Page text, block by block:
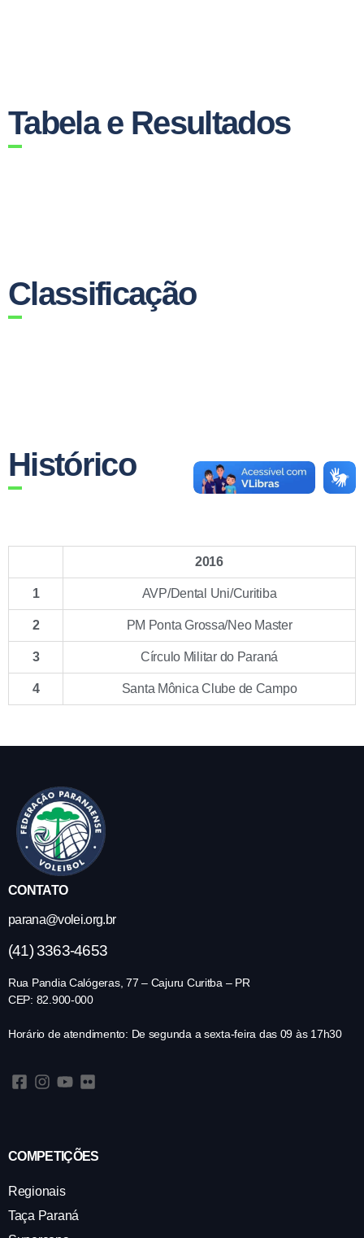
Tabela e Resultados
Classificação
Histórico
2016
1 AVP/Dental Uni/Curitiba
2 PM Ponta Grossa/Neo Master
3 Círculo Militar do Paraná
4 Santa Mônica Clube de Campo
CONTATO
parana@volei.org.br
(41) 3363-4653
Rua Pandia Calógeras, 77 – Cajuru Curitba – PR
CEP: 82.900-000
Horário de atendimento: De segunda a sexta-feira das 09 às 17h30
COMPETIÇÕES
Regionais
Taça Paraná